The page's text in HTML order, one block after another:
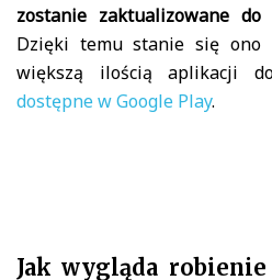
zostanie zaktualizowane
Dzięki temu stanie się ono
większą ilością aplikacji
dostępne w Google Play.
Jak wygląda